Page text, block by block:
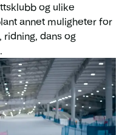
og ulike
annet muligheter for
dans og